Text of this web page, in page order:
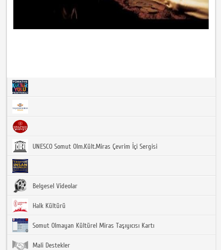
UNESCO Somut Olm.Kült.Miras Çevrim İçi Sergisi
Belgesel Videolar
Halk Kültürü
Somut Olmayan Kültürel Miras Taşıyıcısı Kartı
Mali Destekler